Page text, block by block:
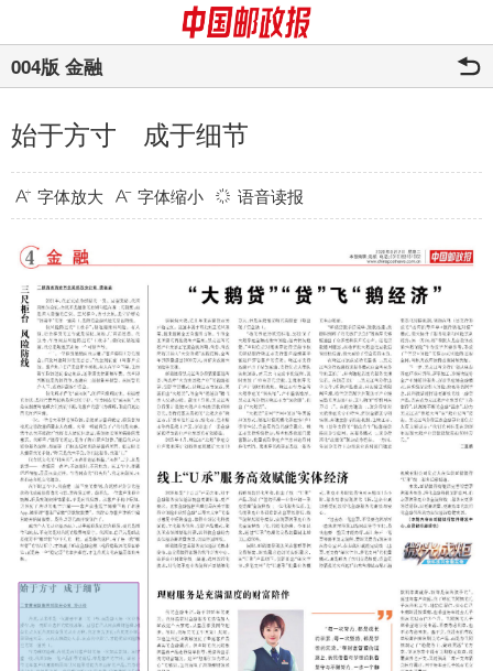
004版 金融
始于方寸 成于细节
字体放大 字体缩小 语音读报